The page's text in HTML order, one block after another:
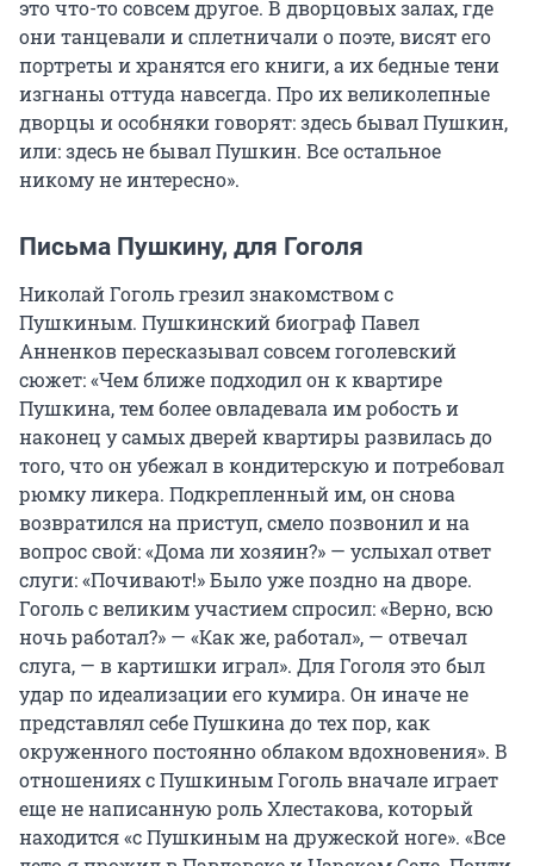
это что-то совсем другое. В дворцовых залах, где
они танцевали и сплетничали о поэте, висят его
портреты и хранятся его книги, а их бедные тени
изгнаны оттуда навсегда. Про их великолепные
дворцы и особняки говорят: здесь бывал Пушкин,
или: здесь не бывал Пушкин. Все остальное
никому не интересно».
Письма Пушкину, для Гоголя
Николай Гоголь грезил знакомством с
Пушкиным. Пушкинский биограф Павел
Анненков пересказывал совсем гоголевский
сюжет: «Чем ближе подходил он к квартире
Пушкина, тем более овладевала им робость и
наконец у самых дверей квартиры развилась до
того, что он убежал в кондитерскую и потребовал
рюмку ликера. Подкрепленный им, он снова
возвратился на приступ, смело позвонил и на
вопрос свой: «Дома ли хозяин?» — услыхал ответ
слуги: «Почивают!» Было уже поздно на дворе.
Гоголь с великим участием спросил: «Верно, всю
ночь работал?» — «Как же, работал», — отвечал
слуга, — в картишки играл». Для Гоголя это был
удар по идеализации его кумира. Он иначе не
представлял себе Пушкина до тех пор, как
окруженного постоянно облаком вдохновения». В
отношениях с Пушкиным Гоголь вначале играет
еще не написанную роль Хлестакова, который
находится «с Пушкиным на дружеской ноге». «Все